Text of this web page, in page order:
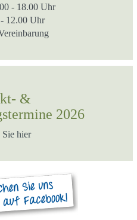
- 18.00 Uhr
12.00 Uhr
&
2026
hier